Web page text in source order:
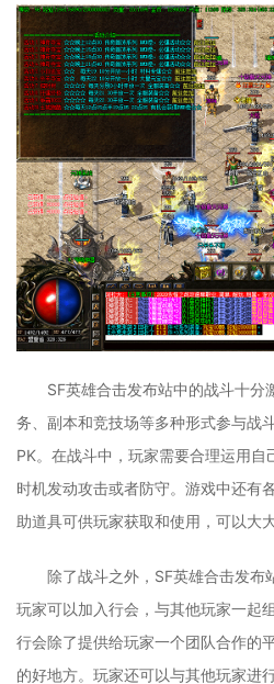
SF英雄合击发布站中的战斗十分
务、副本和竞技场等多种形式参与战
PK。在战斗中，玩家需要合理运用
时机发动攻击或者防守。游戏中还有
助道具可供玩家获取和使用，可以大
除了战斗之外，SF英雄合击发布
玩家可以加入行会，与其他玩家一起
行会除了提供给玩家一个团队合作的
的好地方。玩家还可以与其他玩家进